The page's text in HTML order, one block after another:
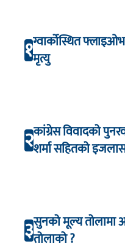
१ग्वार्कोस्थित
मृत्यु
२कांग्रेस विवादको
शर्मा सहितको
३सुनको मूल्य तोलामा
तोलाको ?